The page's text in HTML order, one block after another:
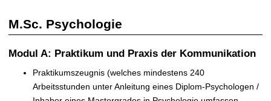
M.Sc. Psychologie
Modul A: Praktikum und Praxis der Kommunikation
Praktikumszeugnis (welches mindestens 240
Arbeitsstunden unter Anleitung eines Diplom-Psychologen /